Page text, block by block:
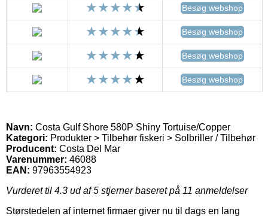
Besøg webshop
Besøg webshop
Besøg webshop
Besøg webshop
Navn: Costa Gulf Shore 580P Shiny Tortuise/Copper
Kategori: Produkter > Tilbehør fiskeri > Solbriller / Tilbehør
Producent: Costa Del Mar
Varenummer: 46088
EAN: 97963554923
Vurderet til 4.3 ud af 5 stjerner baseret på 11 anmeldelser
Størstedelen af internet firmaer giver nu til dags en lang